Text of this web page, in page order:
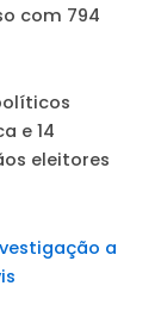
com 794
e 14
eleitores
a